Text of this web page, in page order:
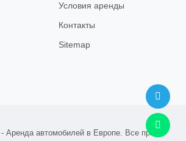
Условия аренды
Контакты
Sitemap
Аренда автомобилей в Европе. Все права